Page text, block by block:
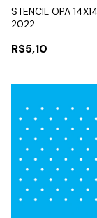
STENCIL OPA
2022
R$5,10